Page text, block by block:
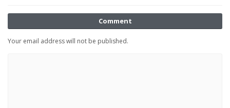
Comment
Your email address will not be published.